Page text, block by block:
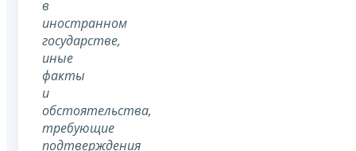
в
иностранном
государстве,
иные
факты
и
обстоятельства,
требующие
подтверждения